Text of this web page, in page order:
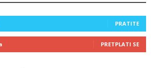
PRATITE
PRETPLATI SE